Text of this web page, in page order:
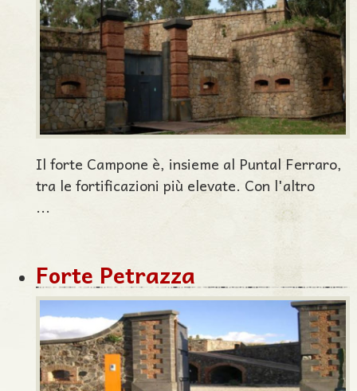
Il forte Campone è, insieme al Puntal Ferraro,
tra le fortificazioni più elevate. Con l'altro
...
Forte Petrazza